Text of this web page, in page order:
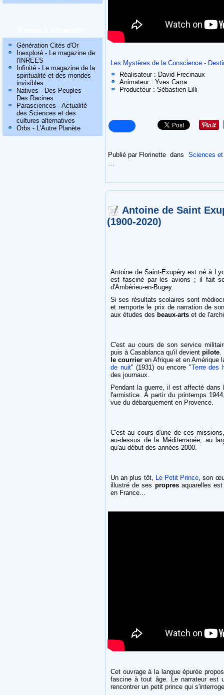
Génération Cités d'Or
Inexploré - Le magazine de
l'INREES
Infinité - Le magazine de la
spiritualité et des mondes
invisibles
Natives - Des Peuples -
Des Racines
Parasciences - Actualité
des Sciences et des
cultures alternatives
Orbs - L'Autre Planète
Les Mystères de la Conscience -
Réalisateur : David Frecinaux
Animateur : Yves Carra
Producteur : Sébastien Lilli
Publié par Florinette dans
Sciences
Antoine de Saint
(1900-2020)
Antoine de Saint-Exupéry est né à
est fasciné par les avions ; il fait
d'Ambérieu-en-Bugey.
Si ses résultats scolaires sont
et remporte le prix de narration de
aux études des beaux-arts et de
C'est au cours de son service
puis à Casablanca qu'il devientpilote.
le courrier en Afrique et en Amérique
de nuit" (1931) ou encore "Terre des
des journaux.
Pendant la guerre, il est affecté
l'armistice. À partir du printemps
vue du débarquement en Provence.
C'est au cours d'une de ces
au-dessus de la Méditerranée, au
qu'au début des années 2000.
Un an plus tôt, Le Petit Prince, son
illustré de ses propresaquarelles
en France...
Cet ouvrage à la langue épurée
fascine à tout âge. Le narrateur est
rencontrer un petit prince qui